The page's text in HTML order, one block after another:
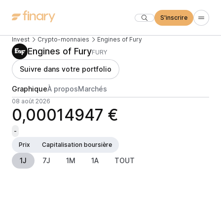
S'inscrire
Invest Crypto-monnaies Engines of Fury
Engines of FuryFURY
Suivre dans votre portfolio
GraphiqueÀ proposMarchés
08 août 2026
0,00014947 €
-
Prix
Capitalisation boursière
1J 7J 1M 1A TOUT